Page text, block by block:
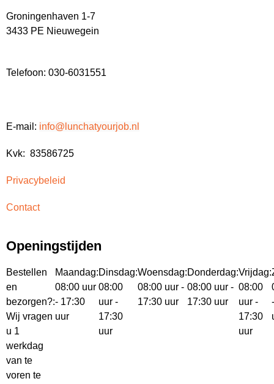
Groningenhaven 1-7
3433 PE Nieuwegein
Telefoon: 030-6031551
E-mail: info@lunchatyourjob.nl
Kvk: 83586725
Privacybeleid
Contact
Openingstijden
Bestellen
en
bezorgen?:
Wij vragen
u 1
werkdag
van te
voren te
Maandag:
08:00 uur
- 17:30
uur
Dinsdag:
08:00
uur -
17:30
uur
Woensdag:
08:00 uur -
17:30 uur
Donderdag:
08:00 uur -
17:30 uur
Vrijdag:
08:00
uur -
17:30
uur